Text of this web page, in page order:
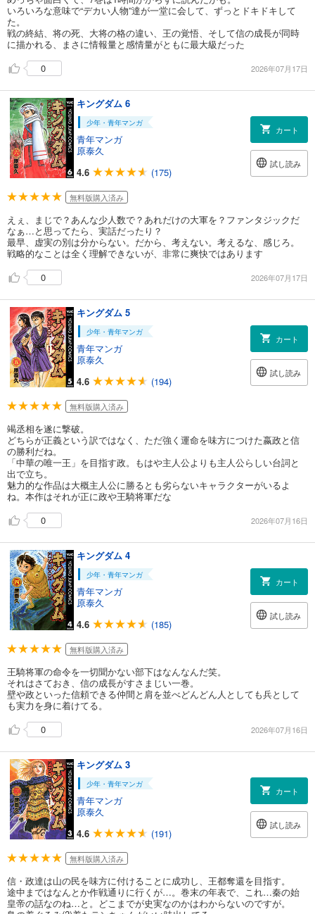
いろいろな意味で“デカい人物”達が一堂に会して、ずっとドキドキして
た。
戦の終結、将の死、大将の格の違い、王の覚悟、そして信の成長が同時
に描かれる、まさに情報量と感情量がともに最大級だった
0
2026年07月17日
キングダム 6
少年・青年マンガ
青年マンガ
原泰久
4.6
(175)
カート
試し読み
無料版購入済み
えぇ、まじで？あんな少人数で？あれだけの大軍を？ファンタジックだ
なぁ…と思ってたら、実話だったり？
最早、虚実の別は分からない。だから、考えない。考えるな、感じろ。
戦略的なことは全く理解できないが、非常に爽快ではあります
0
2026年07月17日
キングダム 5
少年・青年マンガ
青年マンガ
原泰久
4.6
(194)
カート
試し読み
無料版購入済み
竭丞相を遂に撃破。
どちらが正義という訳ではなく、ただ強く運命を味方につけた嬴政と信
の勝利だね。
「中華の唯一王」を目指す政。もはや主人公よりも主人公らしい台詞と
出で立ち。
魅力的な作品は大概主人公に勝るとも劣らないキャラクターがいるよ
ね。本作はそれが正に政や王騎将軍だな
0
2026年07月16日
キングダム 4
少年・青年マンガ
青年マンガ
原泰久
4.6
(185)
カート
試し読み
無料版購入済み
王騎将軍の命令を一切聞かない部下はなんなんだ笑。
それはさておき、信の成長がすさまじい一巻。
壁や政といった信頼できる仲間と肩を並べどんどん人としても兵として
も実力を身に着けてる。
0
2026年07月16日
キングダム 3
少年・青年マンガ
青年マンガ
原泰久
4.6
(191)
カート
試し読み
無料版購入済み
信・政達は山の民を味方に付けることに成功し、王都奪還を目指す。
途中まではなんとか作戦通りに行くが…。巻末の年表で、これ…秦の始
皇帝の話なのね…と。どこまでが史実なのかはわからないのですが。